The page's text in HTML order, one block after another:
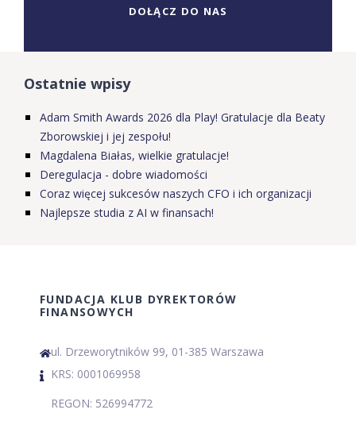
DOŁĄCZ DO NAS
Ostatnie wpisy
Adam Smith Awards 2026 dla Play! Gratulacje dla Beaty
Zborowskiej i jej zespołu!
Magdalena Białas, wielkie gratulacje!
Deregulacja - dobre wiadomości
Coraz więcej sukcesów naszych CFO i ich organizacji
Najlepsze studia z AI w finansach!
FUNDACJA KLUB DYREKTORÓW
FINANSOWYCH
ul. Drzeworytników 99, 01-385 Warszawa
KRS: 0001069958
REGON: 526994772